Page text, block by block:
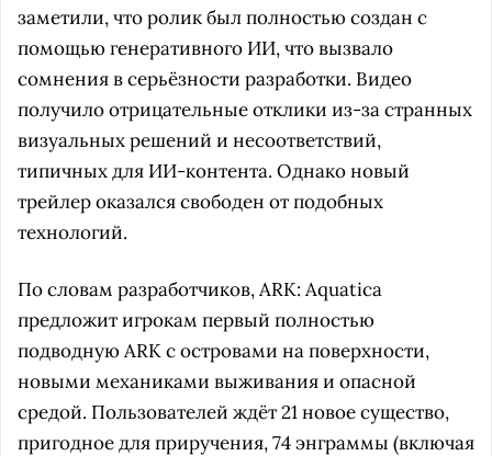
заметили, что ролик был полностью создан с
помощью генеративного ИИ, что вызвало
сомнения в серьёзности разработки. Видео
получило отрицательные отклики из-за странных
визуальных решений и несоответствий,
типичных для ИИ-контента. Однако новый
трейлер оказался свободен от подобных
технологий.
По словам разработчиков, ARK: Aquatica
предложит игрокам первый полностью
подводную ARK с островами на поверхности,
новыми механиками выживания и опасной
средой. Пользователей ждёт 21 новое существо,
пригодное для приручения, 74 энграммы (включая